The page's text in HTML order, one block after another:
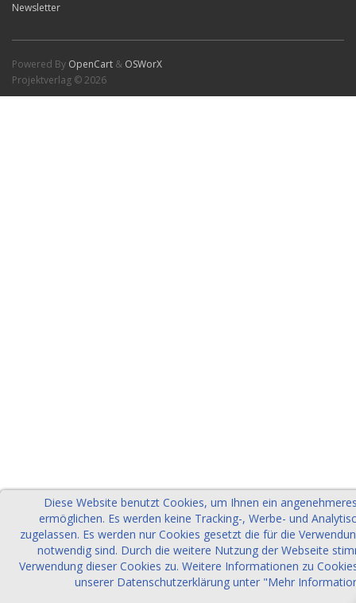
Diese Website benutzt Cookies, um Ihnen ein
ermöglichen. Es werden keine Tracking-, Werbe- und
zugelassen. Es werden nur Cookies gesetzt die für die
notwendig sind. Durch die weitere Nutzung der Webseite
Verwendung dieser Cookies zu. Weitere Informationen zu
unserer Datenschutzerklärung unter "Mehr
Newsletter
Powered By OpenCart & OSWorX
Projektverlag © 2026